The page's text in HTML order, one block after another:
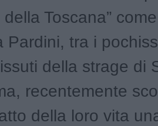
Toscana”
Pardini, tra i
della strage di
recentemente
della loro vita